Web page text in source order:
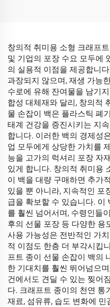
창의적 취미용 소형 크래프
및 기업의 포장 수요 모두에
의 실용적 이점을 제공합니
과장되지 않으며, 재생 가능
수로에 유해 잔여물을 남기
합성 대체재와 달리, 창의적
물 손잡이 백은 플라스틱 폐
태계 건강을 증진시키는 지
합니다. 이러한 백의 경제성
업 모두에게 상당한 가치를
능을 고가의 럭셔리 포장 자
있게 합니다. 창의적 취미용
이 백을 대량 구매하면 추가
있을 뿐 아니라, 지속적인 포
급을 확보할 수 있습니다. 이
를 훨씬 넘어서며, 수령인들
후의 선물 포장 등 다양한 용
사용 가능성은 전반적인 가
적 이점도 한층 더 부각시킵
프트 종이 선물 손잡이 백의
한 기대치를 훨씬 뛰어넘으
건에서도 견딜 수 있는 찢어
다. 크래프트 종이의 천연 통
재료, 섬유류, 습도 변화에